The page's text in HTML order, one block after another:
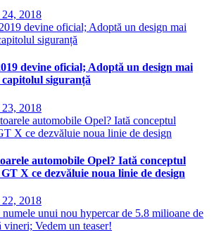
24, 2018
devine oficial; Adoptă un design mai
siguranță
23, 2018
automobile Opel? Iată conceptul
X ce dezvăluie noua linie de design
22, 2018